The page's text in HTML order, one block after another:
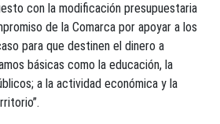
con la modificación presupuestaria
de la Comarca por apoyar a los
para que destinen el dinero a
básicas como la educación, la
a la actividad económica y la